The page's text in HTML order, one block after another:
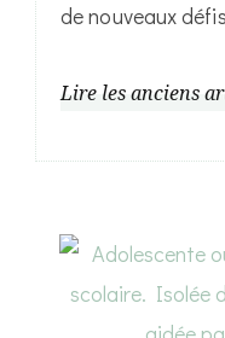
de nouveaux
Lire les anciens